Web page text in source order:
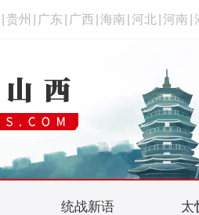
贵州 广东 广西 海南 河北 河南
统战新语 太